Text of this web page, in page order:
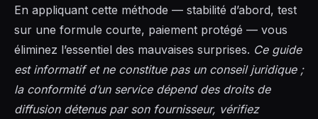
En appliquant cette méthode — stabilité d’abord, test
sur une formule courte, paiement protégé — vous
éliminez l’essentiel des mauvaises surprises. Ce guide
est informatif et ne constitue pas un conseil juridique ;
la conformité d’un service dépend des droits de
diffusion détenus par son fournisseur, vérifiez